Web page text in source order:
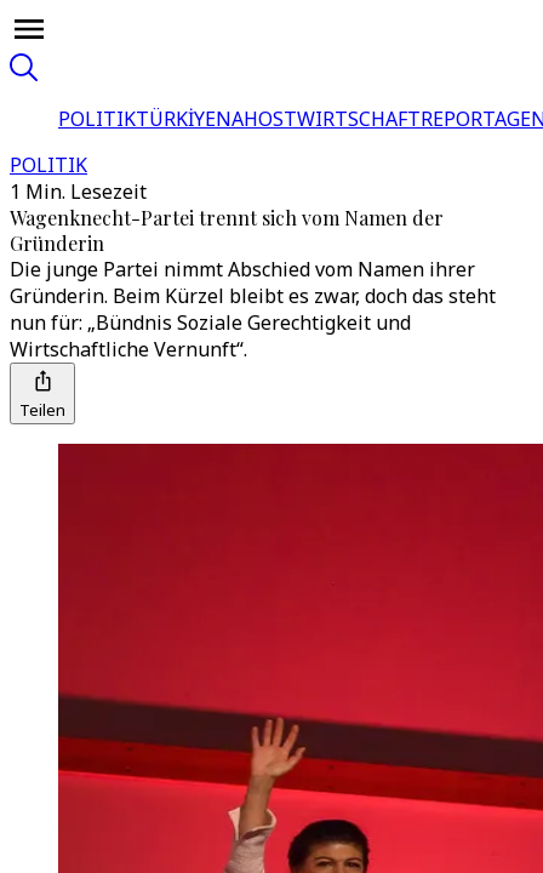
POLITIKTÜRKİYENAHOSTWIRTSCHAFT
POLITIK
1 Min. Lesezeit
Wagenknecht-Partei trennt sich vom Namen der
Gründerin
Die junge Partei nimmt Abschied vom Namen ihrer
Gründerin. Beim Kürzel bleibt es zwar, doch das steht
nun für: „Bündnis Soziale Gerechtigkeit und
Wirtschaftliche Vernunft“.
Teilen